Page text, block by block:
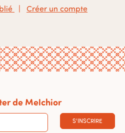
Créer un compte
de Melchior
S'INSCRIRE